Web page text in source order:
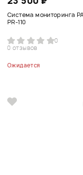
Система мониторинга
PR-110
0
0 отзывов
Ожидается